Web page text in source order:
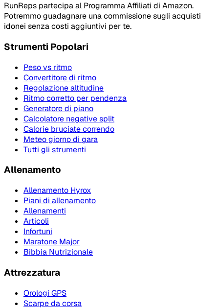
RunReps partecipa al Programma Affiliati di Amazon.
Potremmo guadagnare una commissione sugli acquisti
idonei senza costi aggiuntivi per te.
Strumenti Popolari
Peso vs ritmo
Convertitore di ritmo
Regolazione altitudine
Ritmo corretto per pendenza
Generatore di piano
Calcolatore negative split
Calorie bruciate correndo
Meteo giorno di gara
Tutti gli strumenti
Allenamento
Allenamento Hyrox
Piani di allenamento
Allenamenti
Articoli
Infortuni
Maratone Major
Bibbia Nutrizionale
Attrezzatura
Orologi GPS
Scarpe da corsa